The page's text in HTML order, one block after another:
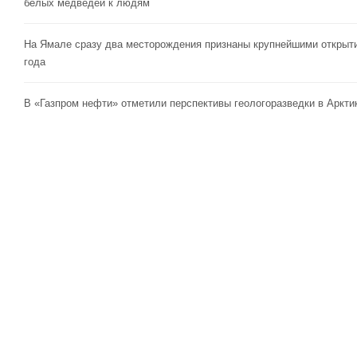
белых медведей к людям
На Ямале сразу два месторождения признаны крупнейшими
года
В «Газпром нефти» отметили перспективы геологоразведки в